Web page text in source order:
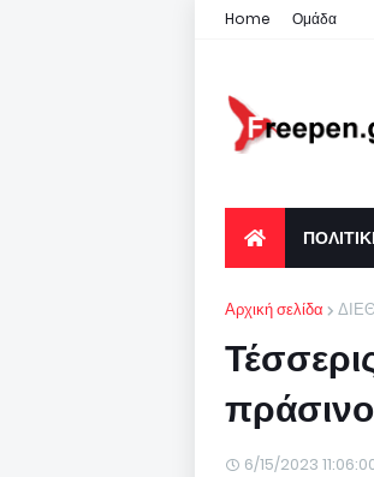
Home Ομάδα
Αρχική σελίδα
6/15/2023